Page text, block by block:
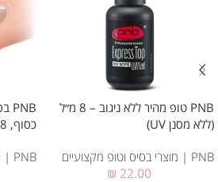
PNB טופ מהיר ללא ניגוב – 8 מ״ל
(ללא מסנן UV)
PNB | מוצרי בסיס וטופ מקצועיים
₪ 22.00
כסוף, 8 מ״ל
PNB | מוצרי בסיס וטופ מקצועיים